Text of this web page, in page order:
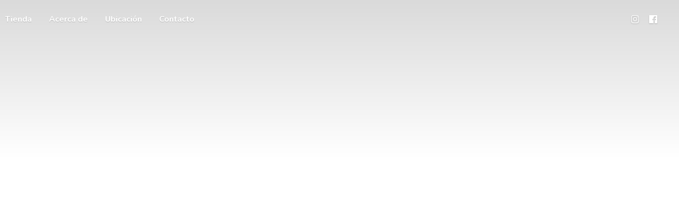
Tienda Acerca de Ubicación Contacto